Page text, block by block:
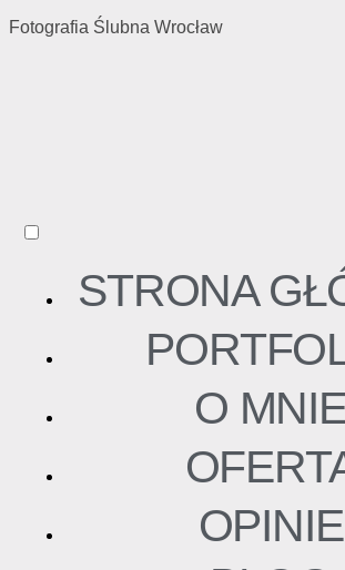
Fotografia Ślubna Wrocław
STRONA
O
OPINIE